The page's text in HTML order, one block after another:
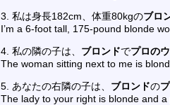
3. 私は身長182cm、体重80kgのブロ
I’m a 6-foot tall, 175-pound blonde
4. 私の隣の子は、 ブロンドでプロの
The woman sitting next to me is
5. あなたの右隣の子は、 ブロンドの
The lady to your right is blonde and a